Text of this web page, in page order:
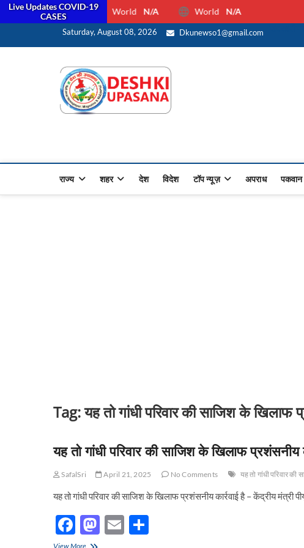
Saturday, August 08, 2026 Dkunewso1@gmail.com
राज्य शहर देश विदेश टॉप न्यूज़ अपराध पकवान
Tag:यह तो गांधी परिवार की साजिश के खिलाफ
यह तो गांधी परिवार की साजिश के खिलाफ प्रशंसनीय
SafalSri April 21, 2025 No Comments यह तो गांधी परिवार
यह तो गांधी परिवार की साजिश के खिलाफ प्रशंसनीय कार्रवाई है – केंद्रीय मंत्री
F
M E
View Moreयह
Live Updates COVID-19
CASES
World N/A World N/A